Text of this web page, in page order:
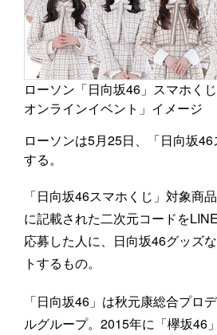
ローソン「日向坂46」スマホく
オンラインイベント」イメージ
ローソンは5月25日、「日向坂
する。
「日向坂46スマホくじ」対象商
に記載された二次元コードを
応募した人に、日向坂46グッズ
トするもの。
「日向坂46」は秋元康総合プロ
ルグループ。2015年に「欅坂46